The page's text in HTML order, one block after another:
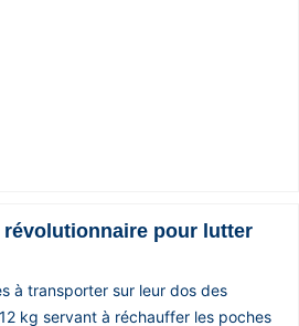
pour lutter
à transporter sur leur dos des
kg servant à réchauffer les poches